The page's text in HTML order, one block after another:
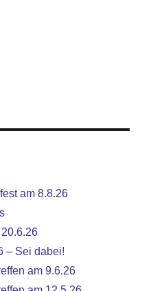
am 8.8.26
– Sei dabei!
am 9.6.26